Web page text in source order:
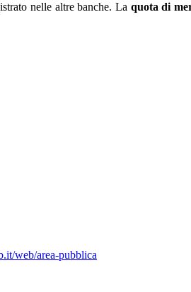
nelle altre banche. La quota di
web/area-pubblica